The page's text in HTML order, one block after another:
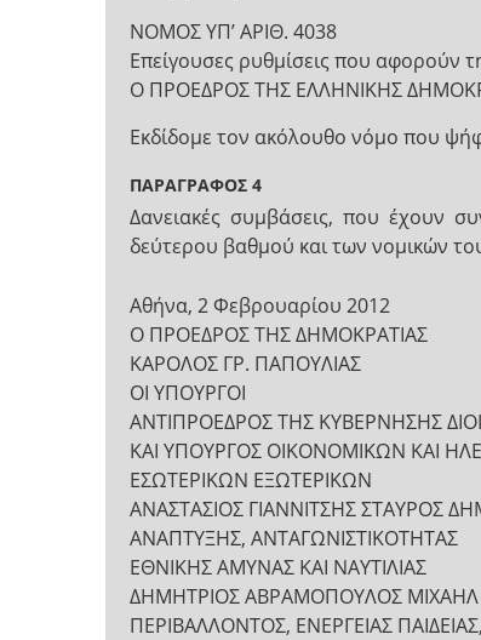
NOMOΣ ΥΠ’ ΑΡΙΘ. 4038
Επείγουσες ρυθμίσεις που αφορούν
Ο ΠΡΟΕΔΡΟΣ ΤΗΣ ΕΛΛΗΝΙΚΗΣ
Εκδίδομε τον ακόλουθο νόμο που
ΠΑΡΑΓΡΑΦΟΣ 4
Δανειακές συμβάσεις, που έχουν
δεύτερου βαθμού και των νομικών
Αθήνα, 2 Φεβρουαρίου 2012
Ο ΠΡΟΕΔΡΟΣ ΤΗΣ ΔΗΜΟΚΡΑΤΙΑΣ
ΚΑΡΟΛΟΣ ΓΡ. ΠΑΠΟΥΛΙΑΣ
ΟI ΥΠΟΥΡΓΟI
ΑΝΤΙΠΡΟΕΔΡΟΣ ΤΗΣ ΚΥΒΕΡΝΗΣΗΣ
ΚΑΙ ΥΠΟΥΡΓΟΣ ΟΙΚΟΝΟΜΙΚΩΝ ΚΑΙ
ΕΣΩΤΕΡΙΚΩΝ ΕΞΩΤΕΡΙΚΩΝ
ΑΝΑΣΤΑΣΙΟΣ ΓΙΑΝΝΙΤΣΗΣ ΣΤΑΥΡΟΣ
ΑΝΑΠΤΥΞΗΣ, ΑΝΤΑΓΩΝΙΣΤΙΚΟΤΗΤΑΣ
ΕΘΝΙΚΗΣ ΑΜΥΝΑΣ ΚΑΙ ΝΑΥΤΙΛΙΑΣ
ΔΗΜΗΤΡΙΟΣ ΑΒΡΑΜΟΠΟΥΛΟΣ ΜΙΧΑΗΛ
ΠΕΡΙΒΑΛΛΟΝΤΟΣ, ΕΝΕΡΓΕΙΑΣ